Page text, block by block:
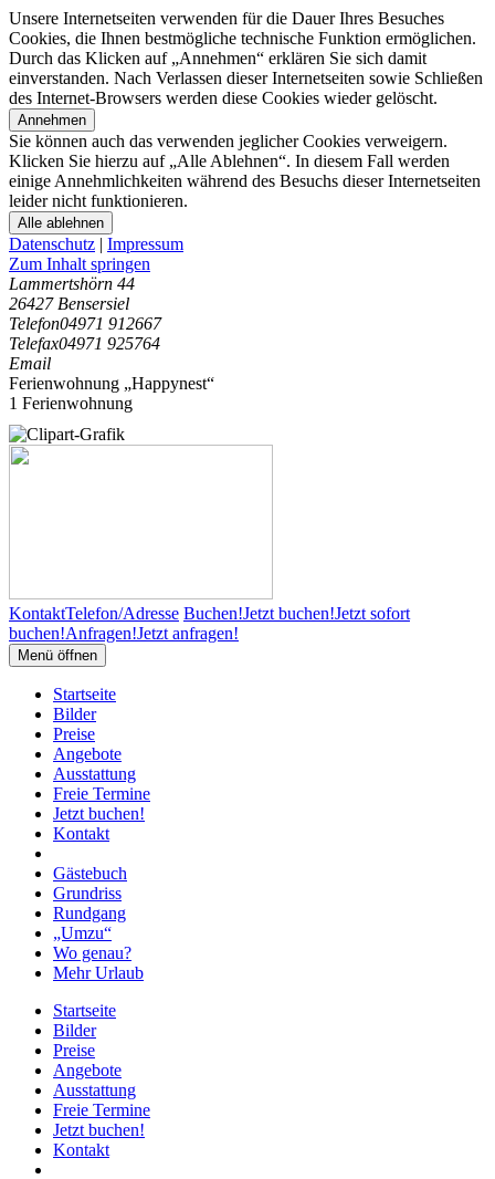
Unsere Internetseiten verwenden für die Dauer Ihres Besuches
Cookies, die Ihnen bestmögliche technische Funktion ermöglichen.
Durch das Klicken auf „Annehmen“ erklären Sie sich damit
einverstanden. Nach Verlassen dieser Internetseiten sowie Schließen
des Internet-Browsers werden diese Cookies wieder gelöscht.
Annehmen
Sie können auch das verwenden jeglicher Cookies verweigern.
Klicken Sie hierzu auf „Alle Ablehnen“. In diesem Fall werden
einige Annehmlichkeiten während des Besuchs dieser Internetseiten
leider nicht funktionieren.
Alle ablehnen
Datenschutz | Impressum
Zum Inhalt springen
Lammertshörn 44
26427 Bensersiel
Telefon04971 912667
Telefax04971 925764
Email
Ferienwohnung „Happynest“
1 Ferienwohnung
KontaktTelefon/Adresse Buchen!Jetzt buchen!Jetzt sofort
buchen!Anfragen!Jetzt anfragen!
Menü öffnen
Startseite
Bilder
Preise
Angebote
Ausstattung
Freie Termine
Jetzt buchen!
Kontakt
Gästebuch
Grundriss
Rundgang
„Umzu“
Wo genau?
Mehr Urlaub
Startseite
Bilder
Preise
Angebote
Ausstattung
Freie Termine
Jetzt buchen!
Kontakt